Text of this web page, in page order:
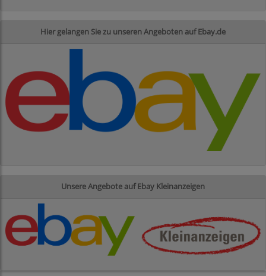
Hier gelangen Sie zu unseren Angeboten auf Ebay.de
Unsere Angebote auf Ebay Kleinanzeigen